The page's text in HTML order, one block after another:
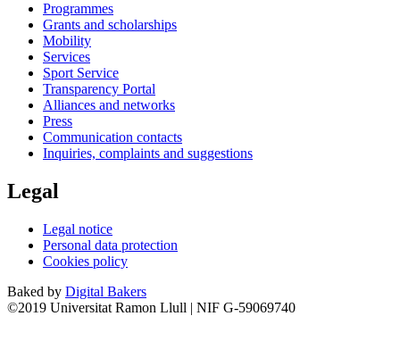
Programmes
Grants and scholarships
Mobility
Services
Sport Service
Transparency Portal
Alliances and networks
Press
Communication contacts
Inquiries, complaints and suggestions
Legal
Legal notice
Personal data protection
Cookies policy
Baked by Digital Bakers
©2019 Universitat Ramon Llull | NIF G-59069740